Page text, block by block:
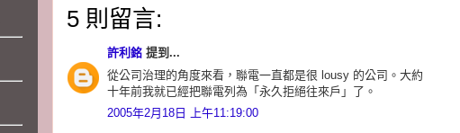
5 則留言:
許利銘 提到...
從公司治理的角度來看，聯電一直都是很 lousy 的公司。大約
十年前我就已經把聯電列為「永久拒絕往來戶」了。
2005年2月18日 上午11:19:00